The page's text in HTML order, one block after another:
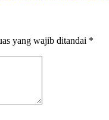
yang wajib ditandai *